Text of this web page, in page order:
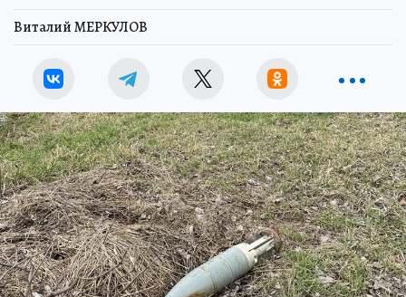
Виталий МЕРКУЛОВ